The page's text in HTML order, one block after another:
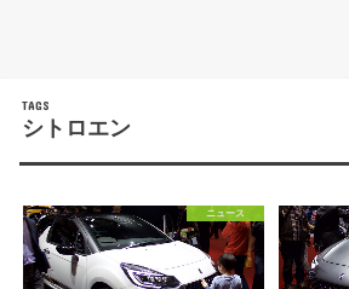
シトロエン
ニュース